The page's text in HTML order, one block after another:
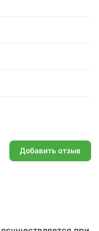
Добавить отзыв